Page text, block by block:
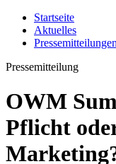
Startseite
Aktuelles
Pressemitteilungen
Pressemitteilung
OWM
Pflicht